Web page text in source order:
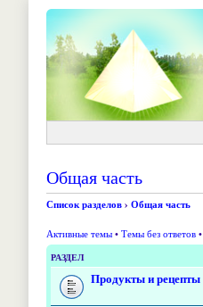
Общая часть
Список разделов› Общая часть
Активные темы • Темы без ответов •
РАЗДЕЛ
Продукты и рецепты